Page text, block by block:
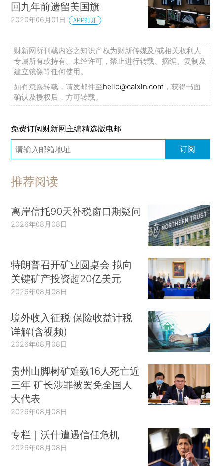
回九年前遗留美国旗
2020年06月01日 APP打开
财新网所刊载内容之知识产权为财新传媒及/或相关权利人
专属所有或持有。未经许可，禁止进行转载、摘编、复制及
建立镜像等任何使用。
如有意愿转载，请发邮件至hello@caixin.com ，获得书面
确认及授权后，方可转载。
免费订阅财新网主编精选版电邮
订阅
推荐阅读
离岸信托90天补税窗口期疑问
2026年08月08日
特朗普召开矿业圆桌会 拟向
关键矿产投资超20亿美元
2026年08月08日
境外收入征税 保险收益计税
详解(含视频)
2026年08月08日
贵州山脚树矿难致16人死亡近
三年 矿长涉罪被罢免全国人
大代表
2026年08月08日
专栏｜沃什遭遇信任危机
2026年08月08日